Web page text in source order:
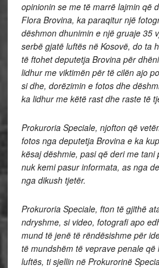
opinionin se me të marrë lajmin që
Flora Brovina, ka paraqitur një
dëshmon dhunimin e një gruaje 35
serbë gjatë luftës në Kosovë, do ta
të ftohet deputetja Brovina për
lidhur me viktimën për të cilën ajo
si dhe, dorëzimin e fotos dhe
ka lidhur me këtë rast dhe raste të
Prokuroria Speciale, njofton që
fotos nga deputetja Brovina e ka
kësaj dëshmie, pasi që deri me tani
nuk kemi pasur informata, as nga
nga dikush tjetër.
Prokuroria Speciale, fton të gjithë
ndryshme, si video, fotografi apo
mund të jenë të rëndësishme për
të mundshëm të veprave penale që
luftës, ti sjellin në Prokurorinë